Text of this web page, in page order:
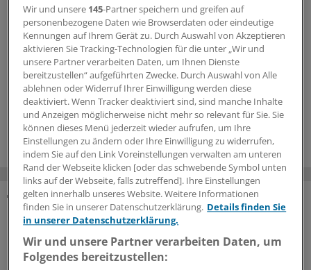
SONDERBERICHTE ZUM THEMA
Wir und unsere 145-Partner speichern und greifen auf
personenbezogene Daten wie Browserdaten oder eindeutige
Kennungen auf Ihrem Gerät zu. Durch Auswahl von Akzeptieren
aktivieren Sie Tracking-Technologien für die unter „Wir und
unsere Partner verarbeiten Daten, um Ihnen Dienste
bereitzustellen“ aufgeführten Zwecke. Durch Auswahl von Alle
ablehnen oder Widerruf Ihrer Einwilligung werden diese
deaktiviert. Wenn Tracker deaktiviert sind, sind manche Inhalte
und Anzeigen möglicherweise nicht mehr so relevant für Sie. Sie
können dieses Menü jederzeit wieder aufrufen, um Ihre
Einstellungen zu ändern oder Ihre Einwilligung zu widerrufen,
indem Sie auf den Link Voreinstellungen verwalten am unteren
Rand der Webseite klicken [oder das schwebende Symbol unten
links auf der Webseite, falls zutreffend]. Ihre Einstellungen
gelten innerhalb unseres Website. Weitere Informationen
finden Sie in unserer Datenschutzerklärung. Details finden Sie
in unserer Datenschutzerklärung.
Wir und unsere Partner verarbeiten Daten, um
Folgendes bereitzustellen: